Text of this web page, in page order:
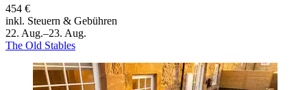
454 €
inkl. Steuern & Gebühren
22. Aug.–23. Aug.
The Old Stables